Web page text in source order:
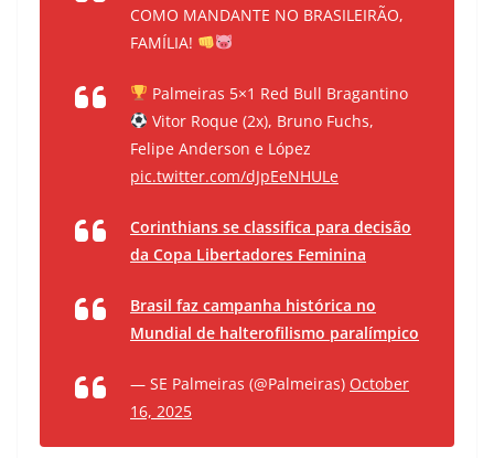
COMO MANDANTE NO BRASILEIRÃO,
FAMÍLIA!
Palmeiras 5×1 Red Bull Bragantino
Vitor Roque (2x), Bruno Fuchs,
Felipe Anderson e López
pic.twitter.com/dJpEeNHULe
Corinthians se classifica para decisão
da Copa Libertadores Feminina
Brasil faz campanha histórica no
Mundial de halterofilismo paralímpico
— SE Palmeiras (@Palmeiras) October
16, 2025